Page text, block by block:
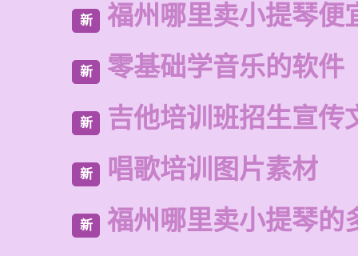
新 福州哪里卖小提琴便
新 零基础学音乐的软件
新 吉他培训班招生宣传
新 唱歌培训图片素材
新 福州哪里卖小提琴的